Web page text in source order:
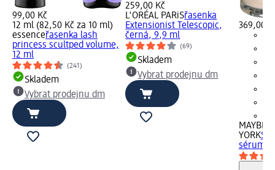
99,00 Kč
12 ml (82,50 Kč za 10 ml)
essenceřasenka lash
princess scultped volume,
12 ml
(241)
Skladem
Vybrat prodejnu dm
259,00 Kč
L'ORÉAL PARiSřasenka
Extensionist Telescopic,
černá, 9,9 ml
(69)
Skladem
Vybrat prodejnu dm
369,00
YORK
sérum